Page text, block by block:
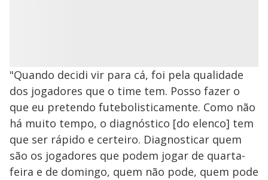
"Quando decidi vir para cá, foi pela qualidade
dos jogadores que o time tem. Posso fazer o
que eu pretendo futebolisticamente. Como não
há muito tempo, o diagnóstico [do elenco] tem
que ser rápido e certeiro. Diagnosticar quem
são os jogadores que podem jogar de quarta-
feira e de domingo, quem não pode, quem pode